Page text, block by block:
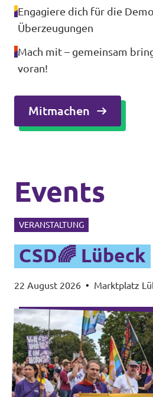
Engagiere dich für die
Überzeugungen
Mach mit – gemeinsam
voran!
Mitmachen
Events
VERANSTALTUNG
CSD🌈 Lübeck
22 August 2026 • Marktplatz